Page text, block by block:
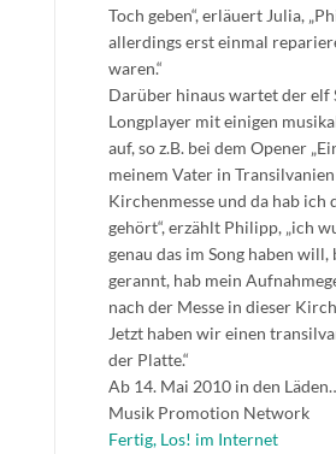
Toch geben“, erläuert Julia,
allerdings erst einmal
waren.“
Darüber hinaus wartet der elf
Longplayer mit einigen
auf, so z.B. bei dem Opener
meinem Vater in
Kirchenmesse und da hab ich
gehört“, erzählt Philipp, „ich
genau das im Song haben
gerannt, hab mein
nach der Messe in dieser
Jetzt haben wir einen
der Platte.“
Ab 14. Mai 2010 in den
Musik Promotion Network
Fertig, Los! im Internet